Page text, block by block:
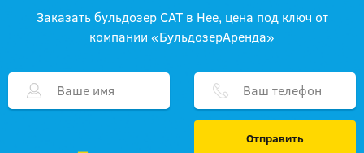
Заказать бульдозер CAT в Нее, цена под ключ от
компании «БульдозерАренда»
Отправить